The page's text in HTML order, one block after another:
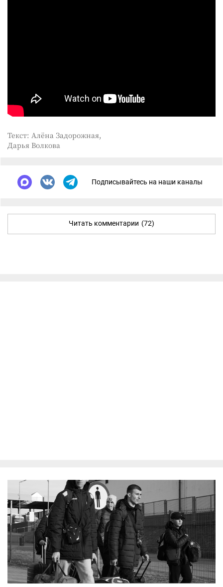
Текст: Алёна Задорожная,
Дарья Волкова
Подписывайтесь на наши каналы
Читать комментарии (72)